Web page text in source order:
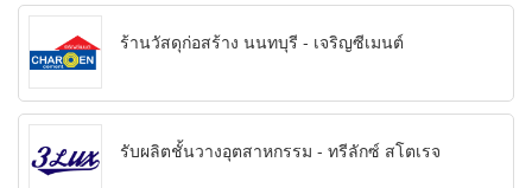
ร้านวัสดุก่อสร้าง นนทบุรี - เจริญซีเมนต์
รับผลิตชั้นวางอุตสาหกรรม - ทรีลักซ์ สโตเรจ